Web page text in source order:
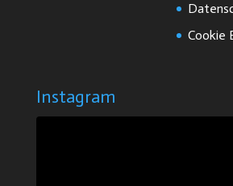
Cookie
Instagram